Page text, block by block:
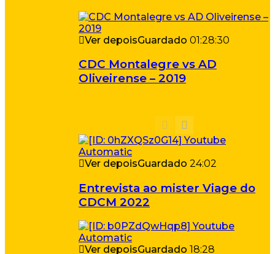
Ver depoisGuardado 01:28:30
CDC Montalegre vs AD
Oliveirense – 2019
Ver depoisGuardado 24:02
Entrevista ao mister Viage do
CDCM 2022
Ver depoisGuardado 18:28